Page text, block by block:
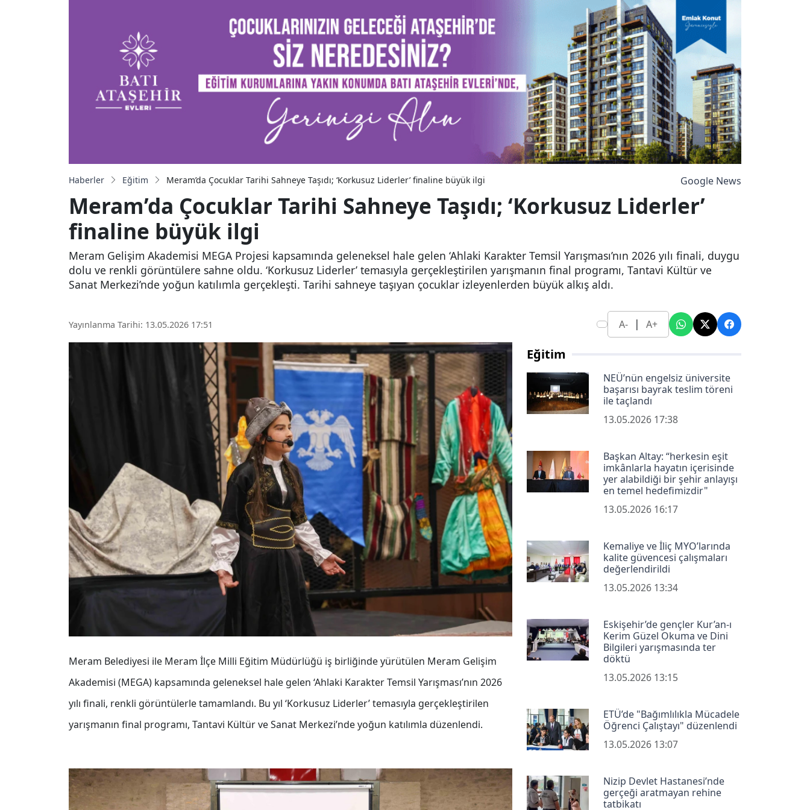
Haberler Eğitim Meram’da Çocuklar Tarihi Sahneye Taşıdı; ‘Korkusuz Liderler’ finaline büyük ilgi Google News
Meram’da Çocuklar Tarihi Sahneye Taşıdı; ‘Korkusuz Liderler’
finaline büyük ilgi
Meram Gelişim Akademisi MEGA Projesi kapsamında geleneksel hale gelen ‘Ahlaki Karakter Temsil Yarışması’nın 2026 yılı finali, duygu
dolu ve renkli görüntülere sahne oldu. ‘Korkusuz Liderler’ temasıyla gerçekleştirilen yarışmanın final programı, Tantavi Kültür ve
Sanat Merkezi’nde yoğun katılımla gerçekleşti. Tarihi sahneye taşıyan çocuklar izleyenlerden büyük alkış aldı.
Yayınlanma Tarihi: 13.05.2026 17:51 A- | A+
Meram Belediyesi ile Meram İlçe Milli Eğitim Müdürlüğü iş birliğinde yürütülen Meram Gelişim
Akademisi (MEGA) kapsamında geleneksel hale gelen ‘Ahlaki Karakter Temsil Yarışması’nın 2026
yılı finali, renkli görüntülerle tamamlandı. Bu yıl ‘Korkusuz Liderler’ temasıyla gerçekleştirilen
yarışmanın final programı, Tantavi Kültür ve Sanat Merkezi’nde yoğun katılımla düzenlendi.
Eğitim
NEÜ’nün engelsiz üniversite
başarısı bayrak teslim töreni
ile taçlandı
13.05.2026 17:38
Başkan Altay: “herkesin eşit
imkânlarla hayatın içerisinde
yer alabildiği bir şehir anlayışı
en temel hedefimizdir"
13.05.2026 16:17
Kemaliye ve İliç MYO’larında
kalite güvencesi çalışmaları
değerlendirildi
13.05.2026 13:34
Eskişehir’de gençler Kur’an-ı
Kerim Güzel Okuma ve Dini
Bilgileri yarışmasında ter
döktü
13.05.2026 13:15
ETÜ’de "Bağımlılıkla Mücadele
Öğrenci Çalıştayı" düzenlendi
13.05.2026 13:07
Nizip Devlet Hastanesi’nde
gerçeği aratmayan rehine
tatbikatı